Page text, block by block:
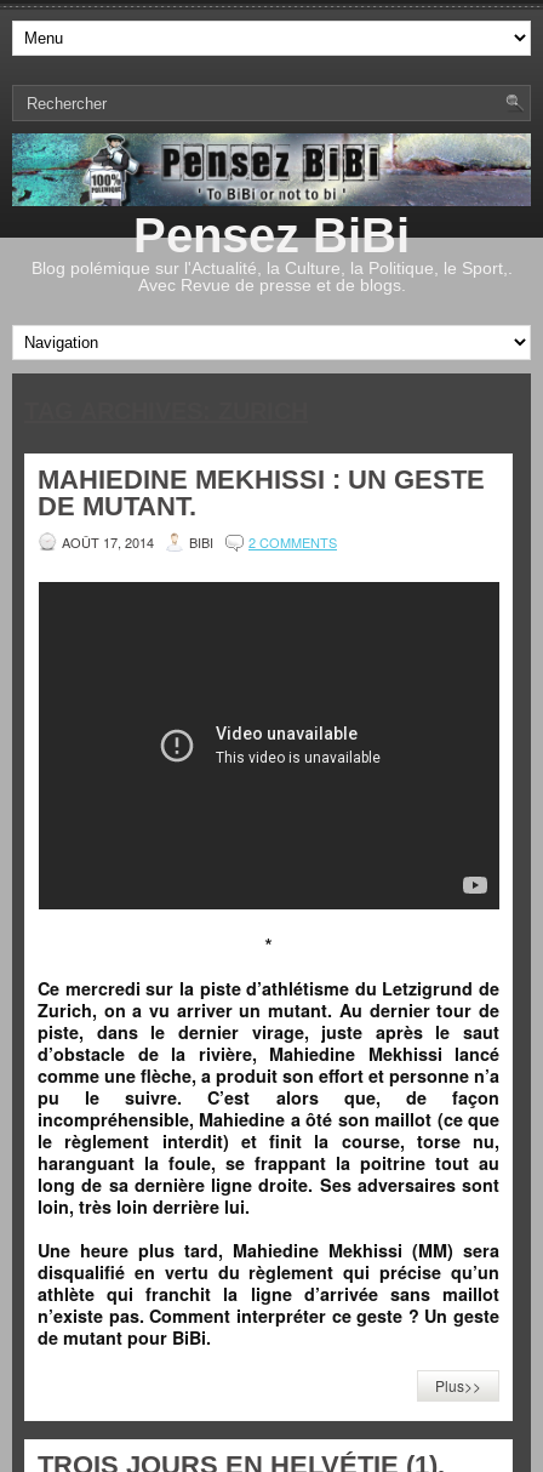
Pensez BiBi
Blog polémique sur l'Actualité, la Culture, la Politique, le Sport,.
Avec Revue de presse et de blogs.
MAHIEDINE MEKHISSI : UN GESTE
DE MUTANT.
AOÛT 17, 2014 BIBI 2 COMMENTS
*
Ce mercredi sur la piste d’athlétisme du Letzigrund de
Zurich, on a vu arriver un mutant. Au dernier tour de
piste, dans le dernier virage, juste après le saut
d’obstacle de la rivière, Mahiedine Mekhissi lancé
comme une flèche, a produit son effort et personne n’a
pu le suivre. C’est alors que, de façon
incompréhensible, Mahiedine a ôté son maillot (ce que
le règlement interdit) et finit la course, torse nu,
haranguant la foule, se frappant la poitrine tout au
long de sa dernière ligne droite. Ses adversaires sont
loin, très loin derrière lui.
Une heure plus tard, Mahiedine Mekhissi (MM) sera
disqualifié en vertu du règlement qui précise qu’un
athlète qui franchit la ligne d’arrivée sans maillot
n’existe pas. Comment interpréter ce geste ? Un geste
de mutant pour BiBi.
Plus>>
TROIS JOURS EN HELVÉTIE (1).